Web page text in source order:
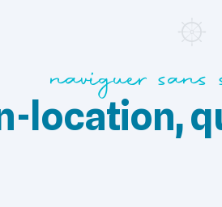
naviguer
location,